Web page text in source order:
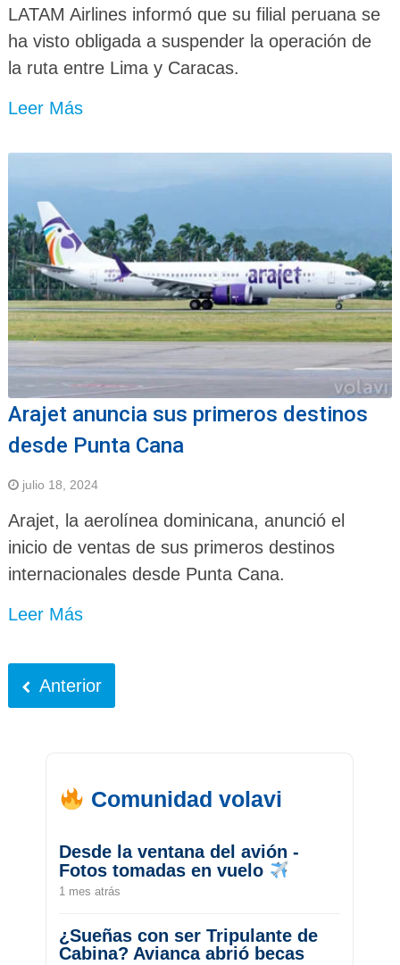
LATAM Airlines informó que su filial peruana se
ha visto obligada a suspender la operación de
la ruta entre Lima y Caracas.
Leer Más
Arajet anuncia sus primeros destinos
desde Punta Cana
julio 18, 2024
Arajet, la aerolínea dominicana, anunció el
inicio de ventas de sus primeros destinos
internacionales desde Punta Cana.
Leer Más
Anterior
Comunidad volavi
Desde la ventana del avión -
Fotos tomadas en vuelo
1 mes atrás
¿Sueñas con ser Tripulante de
Cabina? Avianca abrió becas